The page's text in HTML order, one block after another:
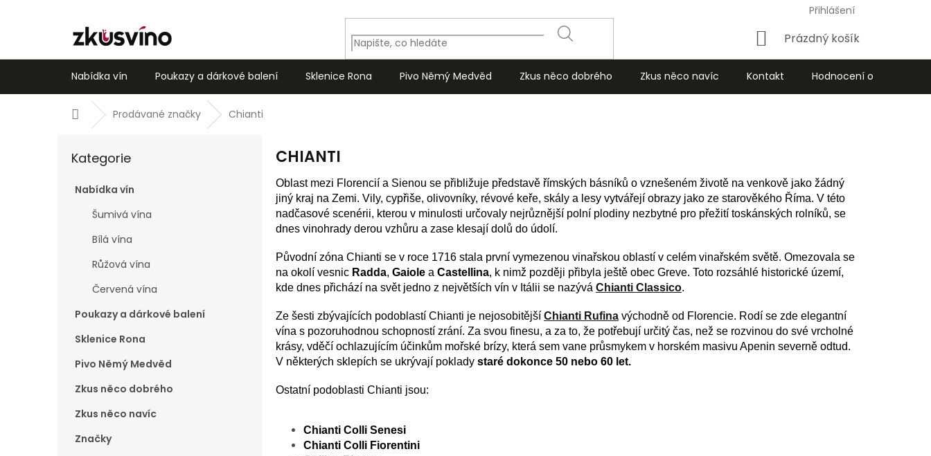
Přihlášení
HLEDAT
Nákupní
Prázdný košík
Nabídka vín Poukazy a dárkové balení Sklenice Rona Pivo Němý Medvěd Zkus něco dobrého Zkus něco navíc Kontakt Hodnocení obchodu
DomůProdávané značky Chianti
kategorie
Kategorie
Nabídka vín
Šumivá vína
Bílá vína
Růžová vína
Červená vína
Poukazy a dárkové balení
Sklenice Rona
Pivo Němý Medvěd
Zkus něco dobrého
Zkus něco navíc
Značky
CHIANTI
Oblast mezi Florencií a Sienou se přibližuje představě římských básníků o vznešeném životě na venkově jako žádný
jiný kraj na Zemi. Vily, cypřiše, olivovníky, révové keře, skály a lesy vytvářejí obrazy jako ze starověkého Říma. V této
nadčasové scenérii, kterou v minulosti určovaly nejrůznější polní plodiny nezbytné pro přežití toskánských rolníků, se
dnes vinohrady derou vzhůru a zase klesají dolů do údolí.
Původní zóna Chianti se v roce 1716 stala první vymezenou vinařskou oblastí v celém vinařském světě. Omezovala se
na okolí vesnic Radda, Gaiole a Castellina, k nimž později přibyla ještě obec Greve. Toto rozsáhlé historické území,
kde dnes přichází na svět jedno z největších vín v Itálii se nazývá Chianti Classico.
Ze šesti zbývajících podoblastí Chianti je nejosobitější Chianti Rufina východně od Florencie. Rodí se zde elegantní
vína s pozoruhodnou schopností zrání. Za svou finesu, a za to, že potřebují určitý čas, než se rozvinou do své vrcholné
krásy, vděčí ochlazujícím účinkům mořské brízy, která sem vane průsmykem v horském masivu Apenin severně odtud.
V některých sklepích se ukrývají poklady staré dokonce 50 nebo 60 let.
Ostatní podoblasti Chianti jsou:
Chianti Colli Senesi
Chianti Colli Fiorentini